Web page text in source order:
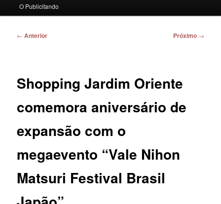
O Publicitando
Navegação
← Anterior Próximo →
Shopping Jardim Oriente
comemora aniversário de
expansão com o
megaevento “Vale Nihon
Matsuri Festival Brasil